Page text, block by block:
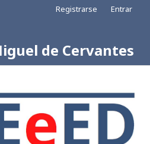
de Cervantes
Registrarse Entrar